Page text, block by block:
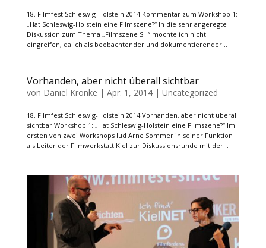
18. Filmfest Schleswig-Holstein 2014 Kommentar zum Workshop 1:
„Hat Schleswig-Holstein eine Filmszene?“ In die sehr angeregte
Diskussion zum Thema „Filmszene SH“ mochte ich nicht
eingreifen, da ich als beobachtender und dokumentierender...
Vorhanden, aber nicht überall sichtbar
von Daniel Krönke | Apr. 1, 2014| Uncategorized
18. Filmfest Schleswig-Holstein 2014 Vorhanden, aber nicht überall
sichtbar Workshop 1: „Hat Schleswig-Holstein eine Filmszene?“ Im
ersten von zwei Workshops lud Arne Sommer in seiner Funktion
als Leiter der Filmwerkstatt Kiel zur Diskussionsrunde mit der...